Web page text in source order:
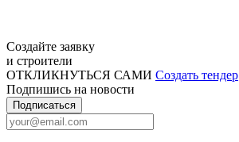
Создайте заявку
и строители
ОТКЛИКНУТЬСЯ САМИ Создать тендер
Подпишись на новости
Подписаться